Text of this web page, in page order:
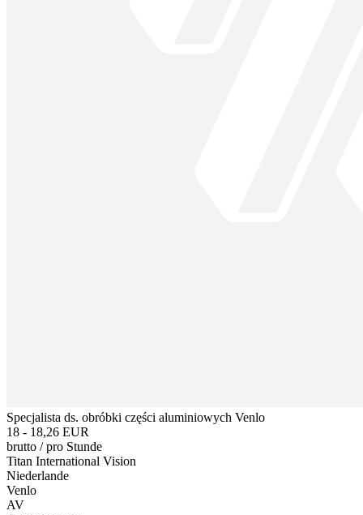
Specjalista ds. obróbki części aluminiowych Venlo
18 - 18,26 EUR
brutto /pro Stunde
Titan International Vision
Niederlande
Venlo
AV